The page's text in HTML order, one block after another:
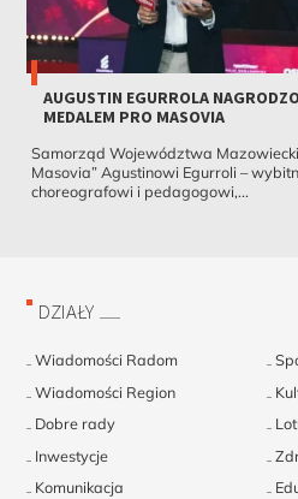
AUGUSTIN EGURROLA
MEDALEM PRO MASOVIA
Samorząd Województwa
Masovia” Agustinowi Egurroli –
choreografowi i pedagogowi,...
DZIAŁY
Wiadomości Radom
Wiadomości Region
Dobre rady
Inwestycje
Komunikacja